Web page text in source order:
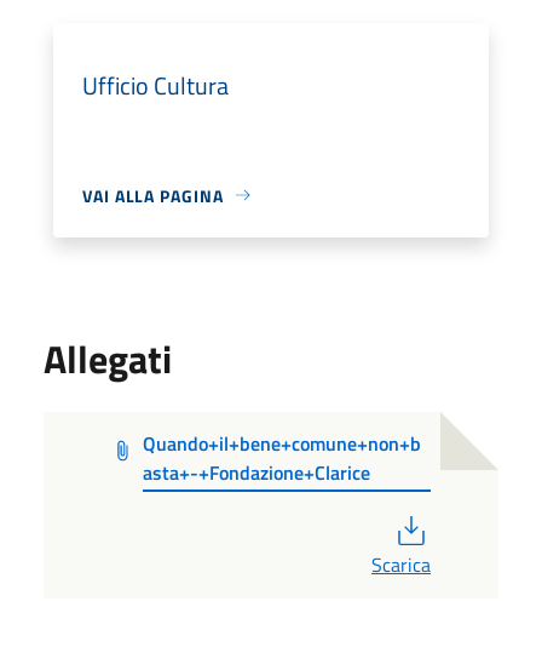
Ufficio Cultura
VAI ALLA PAGINA
Allegati
Quando+il+bene+comune+non+b
asta+-+Fondazione+Clarice
Scarica